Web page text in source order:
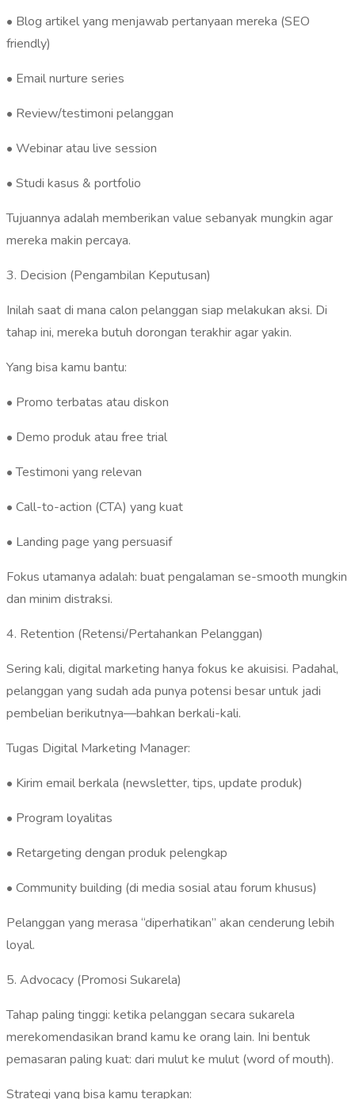
• Blog artikel yang menjawab pertanyaan mereka (SEO
friendly)
• Email nurture series
• Review/testimoni pelanggan
• Webinar atau live session
• Studi kasus & portfolio
Tujuannya adalah memberikan value sebanyak mungkin agar
mereka makin percaya.
3. Decision (Pengambilan Keputusan)
Inilah saat di mana calon pelanggan siap melakukan aksi. Di
tahap ini, mereka butuh dorongan terakhir agar yakin.
Yang bisa kamu bantu:
• Promo terbatas atau diskon
• Demo produk atau free trial
• Testimoni yang relevan
• Call-to-action (CTA) yang kuat
• Landing page yang persuasif
Fokus utamanya adalah: buat pengalaman se-smooth mungkin
dan minim distraksi.
4. Retention (Retensi/Pertahankan Pelanggan)
Sering kali, digital marketing hanya fokus ke akuisisi. Padahal,
pelanggan yang sudah ada punya potensi besar untuk jadi
pembelian berikutnya—bahkan berkali-kali.
Tugas Digital Marketing Manager:
• Kirim email berkala (newsletter, tips, update produk)
• Program loyalitas
• Retargeting dengan produk pelengkap
• Community building (di media sosial atau forum khusus)
Pelanggan yang merasa “diperhatikan” akan cenderung lebih
loyal.
5. Advocacy (Promosi Sukarela)
Tahap paling tinggi: ketika pelanggan secara sukarela
merekomendasikan brand kamu ke orang lain. Ini bentuk
pemasaran paling kuat: dari mulut ke mulut (word of mouth).
Strategi yang bisa kamu terapkan: